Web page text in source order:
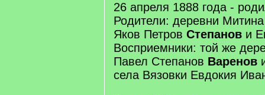
26 апреля 1888 года -
Родители: деревни
Яков Петров Степанов и
Восприемники: той же
Павел Степанов Варенов
села Вязовки Евдокия